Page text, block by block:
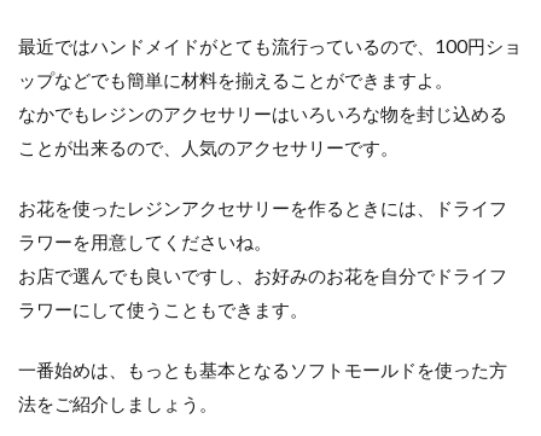
ドライフラワーのかすみ草の着色の
色々な方法を紹介します
生花やドライフラワーとしても人気が高いか
すみ草ですが、ピンクや黄色や水色などのか
ドライフラワーに向いている紫陽花
の種類と特徴。作り方も紹介
飾ってある花が枯れてしまったので捨ててし
最近ではハンドメイドがとても流行っているので、100円ショ
ップなどでも簡単に材料を揃えることができますよ。
なかでもレジンのアクセサリーはいろいろな物を封じ込める
ことが出来るので、人気のアクセサリーです。
お花を使ったレジンアクセサリーを作るときには、ドライフ
ラワーを用意してくださいね。
お店で選んでも良いですし、お好みのお花を自分でドライフ
ラワーにして使うこともできます。
一番始めは、もっとも基本となるソフトモールドを使った方
法をご紹介しましょう。